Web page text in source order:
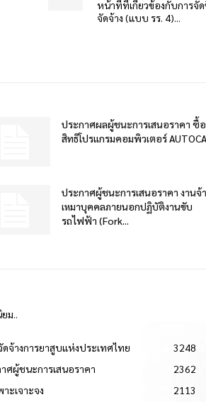
หน้าที่ที่เกี่ยวข้องกับการจั
จัดจ้าง (แบบ รร. 4)...
ประกาศผลผู้ชนะการเสนอราคา ซื้อ
สิทธิโปรแกรมคอมพิวเตอร์
ประกาศผู้ชนะการเสนอราคา งานจ้
เหมาบุคคลภายนอกปฏิบัติงานขับ
รถไฟฟ้า (Fork...
ม..
จ้างการยาสูบแห่งประเทศไทย
3248
ศผู้ชนะการเสนอราคา
2362
าะเจาะจง
2113